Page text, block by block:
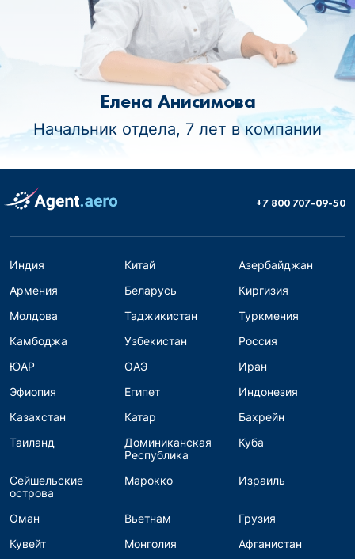
Елена Анисимова
Начальник отдела, 7 лет в компании
+7 800 707-09-50
Индия Китай
Азербайджан
Армения
Беларусь
Киргизия
Молдова
Таджикистан
Туркмения
Камбоджа
Узбекистан
Россия
ЮАР
ОАЭ
Иран
Эфиопия
Египет
Индонезия
Казахстан
Катар
Бахрейн
Таиланд
Доминиканская
Республика
Куба
Сейшельские
острова
Марокко Израиль
Оман Вьетнам
Грузия
Кувейт
Монголия
Афганистан